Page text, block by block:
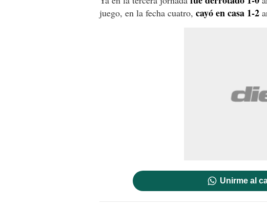
juego, en la fecha cuatro, cayó en casa 1-2
Unirme al